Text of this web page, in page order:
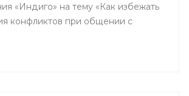
«Индиго» на тему «Как избежать
конфликтов при общении с